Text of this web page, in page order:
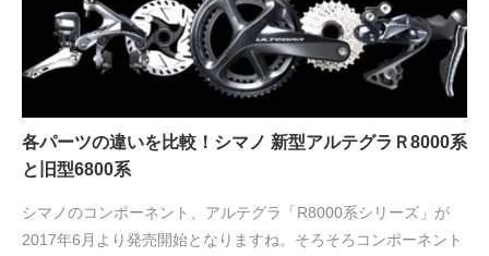
各パーツの違いを比較！シマノ 新型アルテグラＲ8000系
と旧型6800系
シマノのコンポーネント、アルテグラ「R8000系シリーズ」が
2017年6月より発売開始となりますね。そろそろコンポーネント